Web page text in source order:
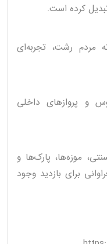
کرده است.
مردم رشت، تجربه‌ای
و پروازهای داخلی
موزه‌ها، پارک‌ها و
برای بازدید وجود